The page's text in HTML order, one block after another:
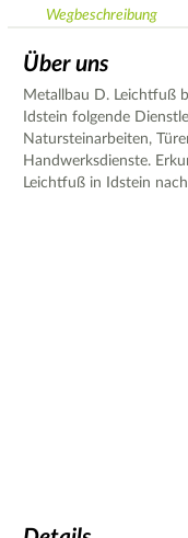
Wegbeschreibung
Über uns
Metallbau D. Leichtfuß
Idstein folgende
Natursteinarbeiten,
Handwerksdienste.
Leichtfuß in Idstein